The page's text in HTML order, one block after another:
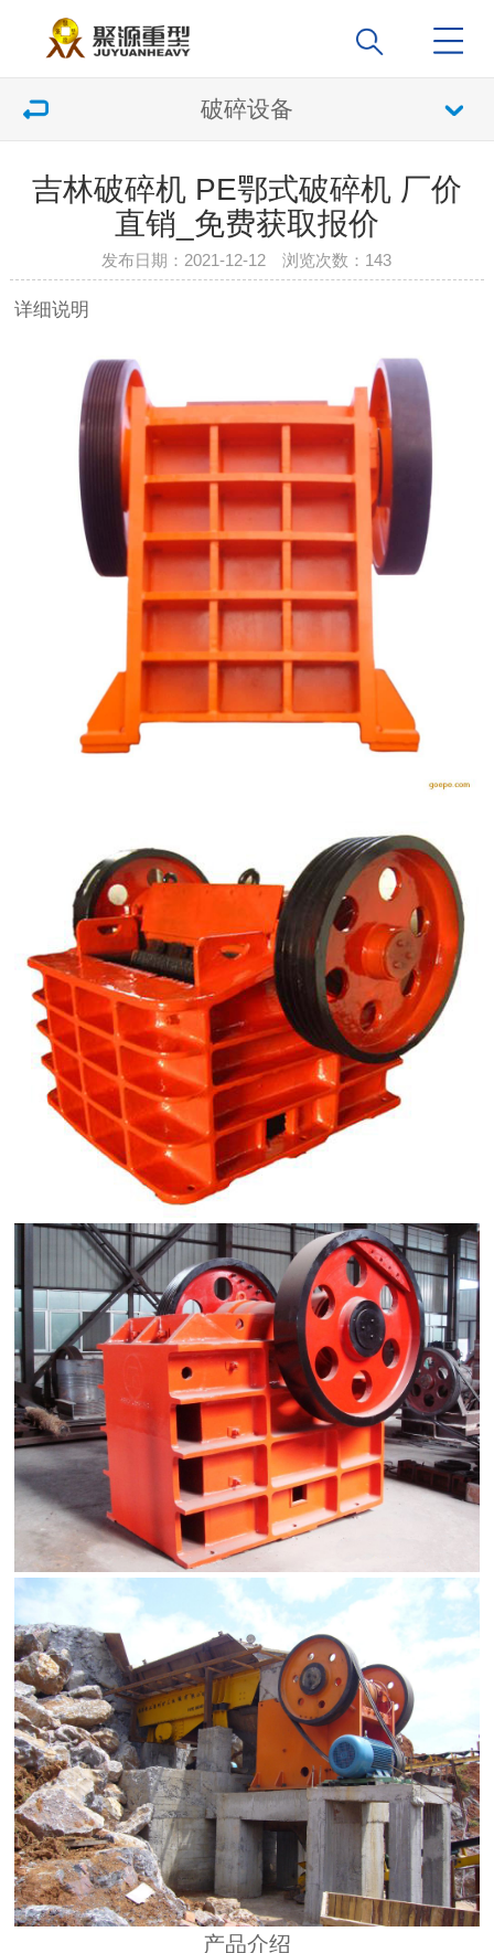
破碎设备
吉林破碎机 PE鄂式破碎机 厂价
直销_免费获取报价
发布日期：2021-12-12 浏览次数： 143
详细说明
产品介绍